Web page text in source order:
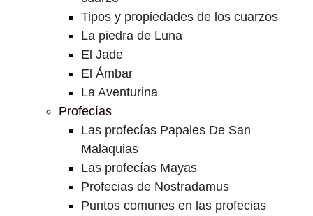
Tipos y propiedades de los cuarzos
La piedra de Luna
El Jade
El Ámbar
La Aventurina
Profecías
Las profecías Papales De San
Malaquias
Las profecías Mayas
Profecias de Nostradamus
Puntos comunes en las profecias